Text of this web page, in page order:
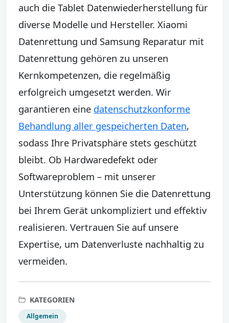
auch die Tablet Datenwiederherstellung für
diverse Modelle und Hersteller. Xiaomi
Datenrettung und Samsung Reparatur mit
Datenrettung gehören zu unseren
Kernkompetenzen, die regelmäßig
erfolgreich umgesetzt werden. Wir
garantieren eine datenschutzkonforme
Behandlung aller gespeicherten Daten,
sodass Ihre Privatsphäre stets geschützt
bleibt. Ob Hardwaredefekt oder
Softwareproblem – mit unserer
Unterstützung können Sie die Datenrettung
bei Ihrem Gerät unkompliziert und effektiv
realisieren. Vertrauen Sie auf unsere
Expertise, um Datenverluste nachhaltig zu
vermeiden.
KATEGORIEN
Allgemein